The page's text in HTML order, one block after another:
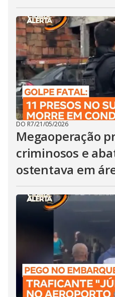
DO R7/21/05/2026
Megaoperação
criminosos e
ostentava em